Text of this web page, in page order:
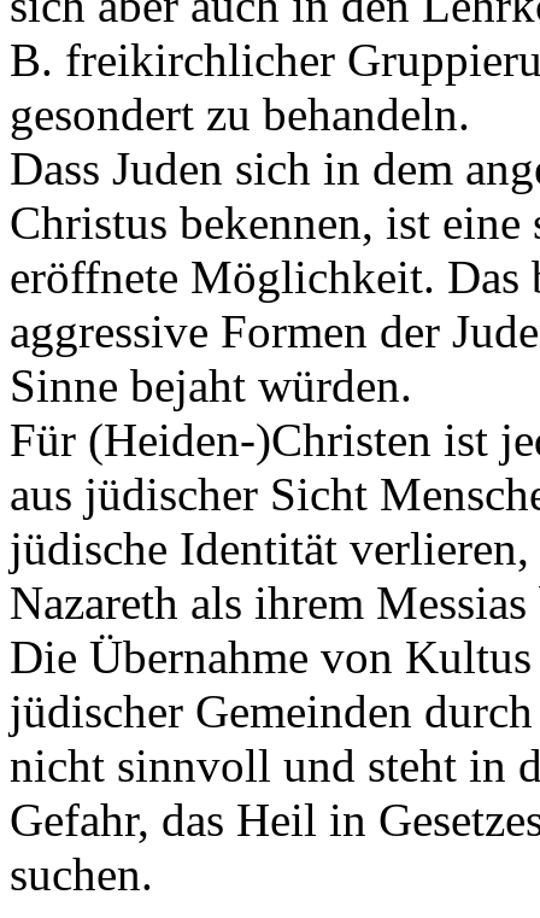
B. freikirchlicher
gesondert zu behandeln.
Dass Juden sich in dem
Christus bekennen, ist eine
eröffnete Möglichkeit. Das
aggressive Formen der
Sinne bejaht würden.
Für (Heiden-)Christen ist
aus jüdischer Sicht
jüdische Identität
Nazareth als ihrem
Die Übernahme von
jüdischer Gemeinden
nicht sinnvoll und steht in
Gefahr, das Heil in
suchen.